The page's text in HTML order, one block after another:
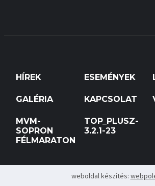
HÍREK ESEMÉNYEK
GALÉRIA KAPCSOLAT
MVM-
SOPRON
FÉLMARATON
TOP_PLUSZ-
3.2.1-23
weboldal készítés: